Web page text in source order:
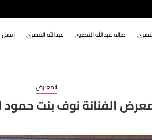
صالة عبدالله القصبي عبدالله القصبي اتصل
المعارض
الفنانة نوف بنت حمود